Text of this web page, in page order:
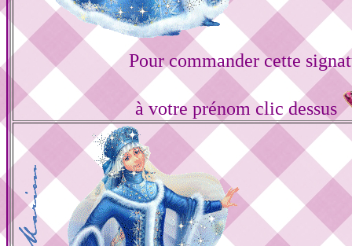
Pour commander cette
à votre prénom clic dessus